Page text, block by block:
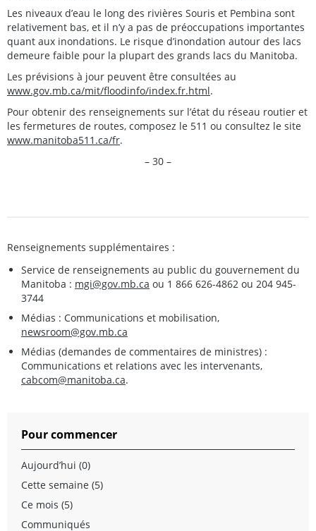
Les niveaux d’eau le long des rivières Souris et Pembina sont
relativement bas, et il n’y a pas de préoccupations importantes
quant aux inondations. Le risque d’inondation autour des lacs
demeure faible pour la plupart des grands lacs du Manitoba.
Les prévisions à jour peuvent être consultées au
www.gov.mb.ca/mit/floodinfo/index.fr.html.
Pour obtenir des renseignements sur l’état du réseau routier et
les fermetures de routes, composez le 511 ou consultez le site
www.manitoba511.ca/fr.
– 30 –
Renseignements supplémentaires :
Service de renseignements au public du gouvernement du
Manitoba : mgi@gov.mb.ca ou 1 866 626-4862 ou 204 945-
3744
Médias : Communications et mobilisation,
newsroom@gov.mb.ca
Médias (demandes de commentaires de ministres) :
Communications et relations avec les intervenants,
cabcom@manitoba.ca.
Pour commencer
Aujourd’hui (0)
Cette semaine (5)
Ce mois (5)
Communiqués